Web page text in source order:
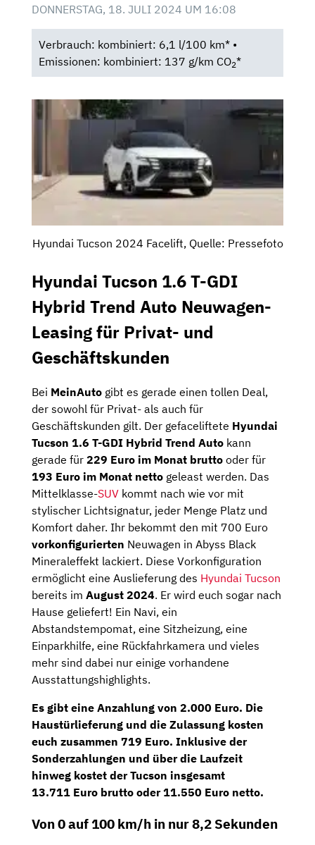
DONNERSTAG, 18. JULI 2024 UM 16:08
Verbrauch: kombiniert: 6,1 l/100 km* •
Emissionen: kombiniert: 137 g/km CO2*
Hyundai Tucson 2024 Facelift, Quelle: Pressefoto
Hyundai Tucson 1.6 T-GDI
Hybrid Trend Auto Neuwagen-
Leasing für Privat- und
Geschäftskunden
Bei MeinAuto gibt es gerade einen tollen Deal,
der sowohl für Privat- als auch für
Geschäftskunden gilt. Der gefaceliftete Hyundai
Tucson 1.6 T-GDI Hybrid Trend Auto kann
gerade für 229 Euro im Monat brutto oder für
193 Euro im Monat netto geleast werden. Das
Mittelklasse-SUV kommt nach wie vor mit
stylischer Lichtsignatur, jeder Menge Platz und
Komfort daher. Ihr bekommt den mit 700 Euro
vorkonfigurierten Neuwagen in Abyss Black
Mineraleffekt lackiert. Diese Vorkonfiguration
ermöglicht eine Auslieferung des Hyundai Tucson
bereits im August 2024. Er wird euch sogar nach
Hause geliefert! Ein Navi, ein
Abstandstempomat, eine Sitzheizung, eine
Einparkhilfe, eine Rückfahrkamera und vieles
mehr sind dabei nur einige vorhandene
Ausstattungshighlights.
Es gibt eine Anzahlung von 2.000 Euro. Die
Haustürlieferung und die Zulassung kosten
euch zusammen 719 Euro. Inklusive der
Sonderzahlungen und über die Laufzeit
hinweg kostet der Tucson insgesamt
13.711 Euro brutto oder11.550 Euro netto.
Von 0 auf 100 km/h in nur 8,2 Sekunden